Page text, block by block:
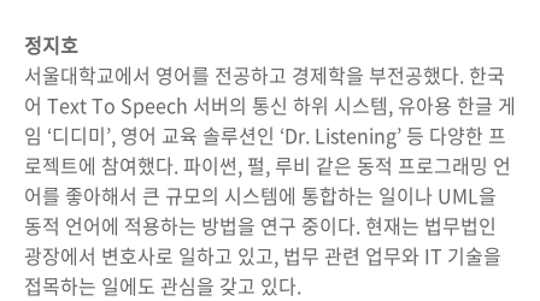
정지호
서울대학교에서 영어를 전공하고 경제학을 부전공했다. 한국
어 Text To Speech 서버의 통신 하위 시스템, 유아용 한글 게
임 ‘디디미’, 영어 교육 솔루션인 ‘Dr. Listening’ 등 다양한 프
로젝트에 참여했다. 파이썬, 펄, 루비 같은 동적 프로그래밍 언
어를 좋아해서 큰 규모의 시스템에 통합하는 일이나 UML을
동적 언어에 적용하는 방법을 연구 중이다. 현재는 법무법인
광장에서 변호사로 일하고 있고, 법무 관련 업무와 IT 기술을
접목하는 일에도 관심을 갖고 있다.